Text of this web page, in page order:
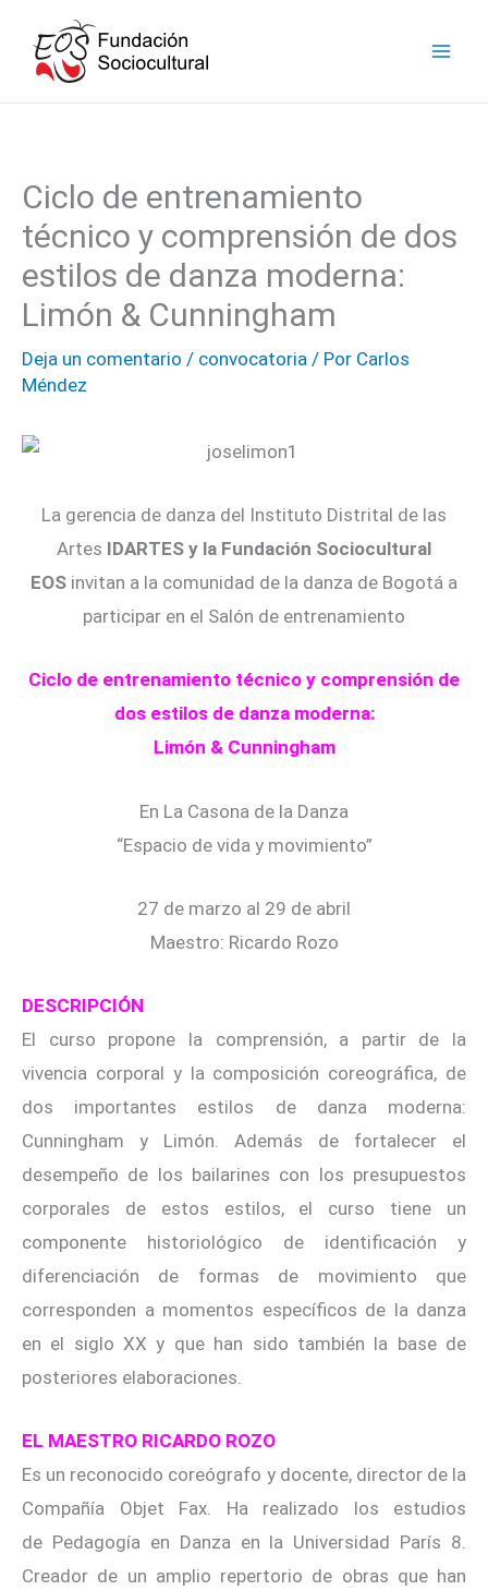
contenido
Ciclo de entrenamiento
técnico y comprensión de dos
estilos de danza moderna:
Limón & Cunningham
Deja un comentario / convocatoria / Por Carlos
Méndez
La gerencia de danza del Instituto Distrital de las
Artes IDARTES y la Fundación Sociocultural
EOS invitan a la comunidad de la danza de Bogotá a
participar en el Salón de entrenamiento
Ciclo de entrenamiento técnico y comprensión de
dos estilos de danza moderna:
Limón & Cunningham
En La Casona de la Danza
“Espacio de vida y movimiento”
27 de marzo al 29 de abril
Maestro: Ricardo Rozo
DESCRIPCIÓN
El curso propone la comprensión, a partir de la
vivencia corporal y la composición coreográfica, de
dos importantes estilos de danza moderna:
Cunningham y Limón. Además de fortalecer el
desempeño de los bailarines con los presupuestos
corporales de estos estilos, el curso tiene un
componente historiológico de identificación y
diferenciación de formas de movimiento que
corresponden a momentos específicos de la danza
en el siglo XX y que han sido también la base de
posteriores elaboraciones.
EL MAESTRO RICARDO ROZO
Es un reconocido coreógrafo y docente, director de la
Compañía Objet Fax. Ha realizado los estudios
de Pedagogía en Danza en la Universidad París 8.
Creador de un amplio repertorio de obras que han
facebookinstagram